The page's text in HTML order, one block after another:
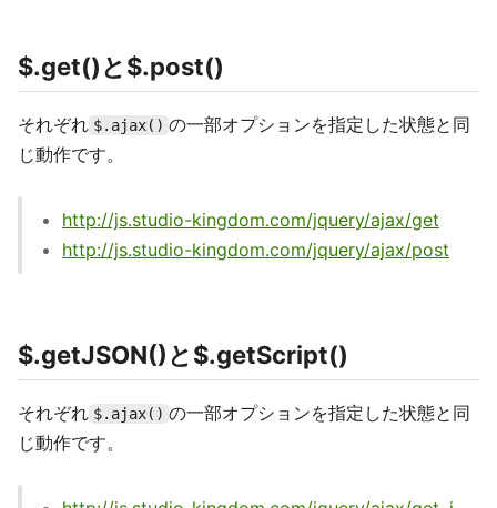
$.get()と$.post()
それぞれ $.ajax() の一部オプションを指定した状態と同
じ動作です。
http://js.studio-kingdom.com/jquery/ajax/get
http://js.studio-kingdom.com/jquery/ajax/post
$.getJSON()と$.getScript()
それぞれ $.ajax() の一部オプションを指定した状態と同
じ動作です。